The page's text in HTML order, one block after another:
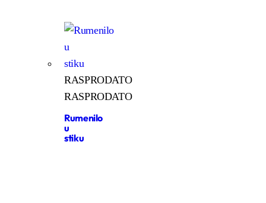
RASPRODATO
RASPRODATO
Rumenilo
u
stiku